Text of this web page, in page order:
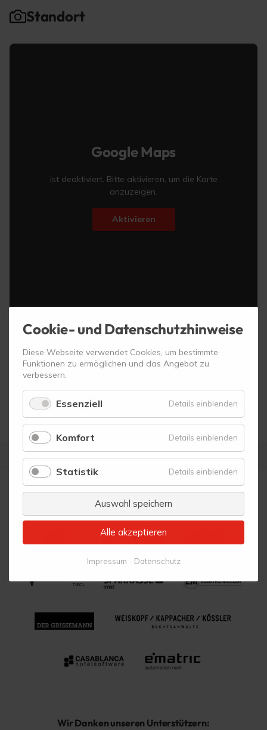
Standort
Google Maps
ist deaktiviert. Bitte aktivieren, um die Karte
anzuzeigen.
Aktivieren
Vielen Dank an unsere Ermöglicher:
Wir Danken unseren Unterstützern:
Cookie- und Datenschutzhinweise
Diese Webseite verwendet Cookies, um bestimmte
Funktionen zu ermöglichen und das Angebot zu
verbessern.
Essenziell Details einblenden
Komfort Details einblenden
Komfort
Statistik Details einblenden
Statistik
Auswahl speichern
Alle akzeptieren
Impressum Datenschutz